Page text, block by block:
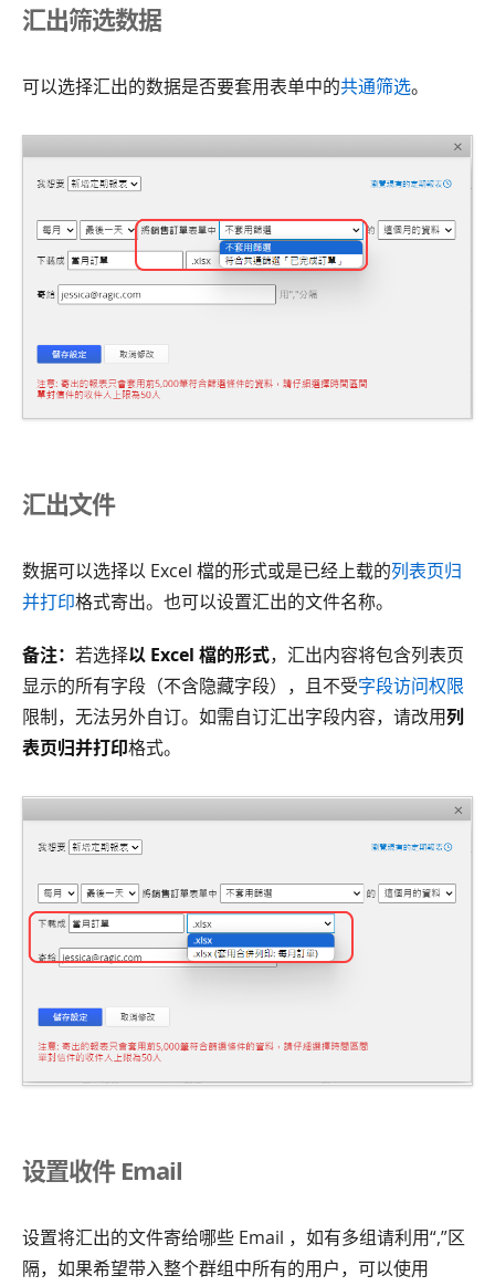
汇出筛选数据
可以选择汇出的数据是否要套用表单中的共通筛选。
汇出文件
数据可以选择以 Excel 檔的形式或是已经上载的列表页归
并打印格式寄出。也可以设置汇出的文件名称。
备注： 若选择以 Excel 檔的形式，汇出内容将包含列表页
显示的所有字段（不含隐藏字段），且不受字段访问权限
限制，无法另外自订。如需自订汇出字段内容，请改用列
表页归并打印格式。
设置收件 Email
设置将汇出的文件寄给哪些 Email ，如有多组请利用“,”区
隔，如果希望带入整个群组中所有的用户，可以使用